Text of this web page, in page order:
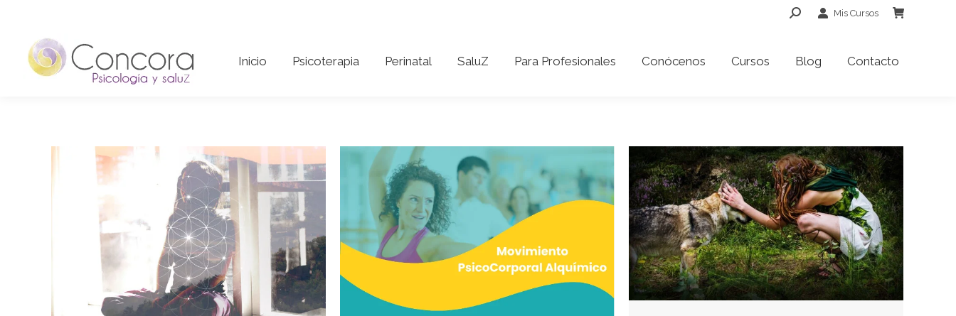
Buscar: Mis Cursos
Inicio Psicoterapia Perinatal SaluZ Para Profesionales Conócenos Cursos Blog Contacto